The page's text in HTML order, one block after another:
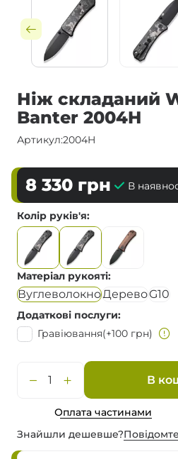
Ніж складаний
Banter 2004H
Артикул:2004H
8 330 грн В
Колір руків'я
Матеріал рукояті
ВуглеволокноДеревоG10
Додаткові послуги
Гравіювання(+100 грн)
В
Оплата частинами
Знайшли дешевше?